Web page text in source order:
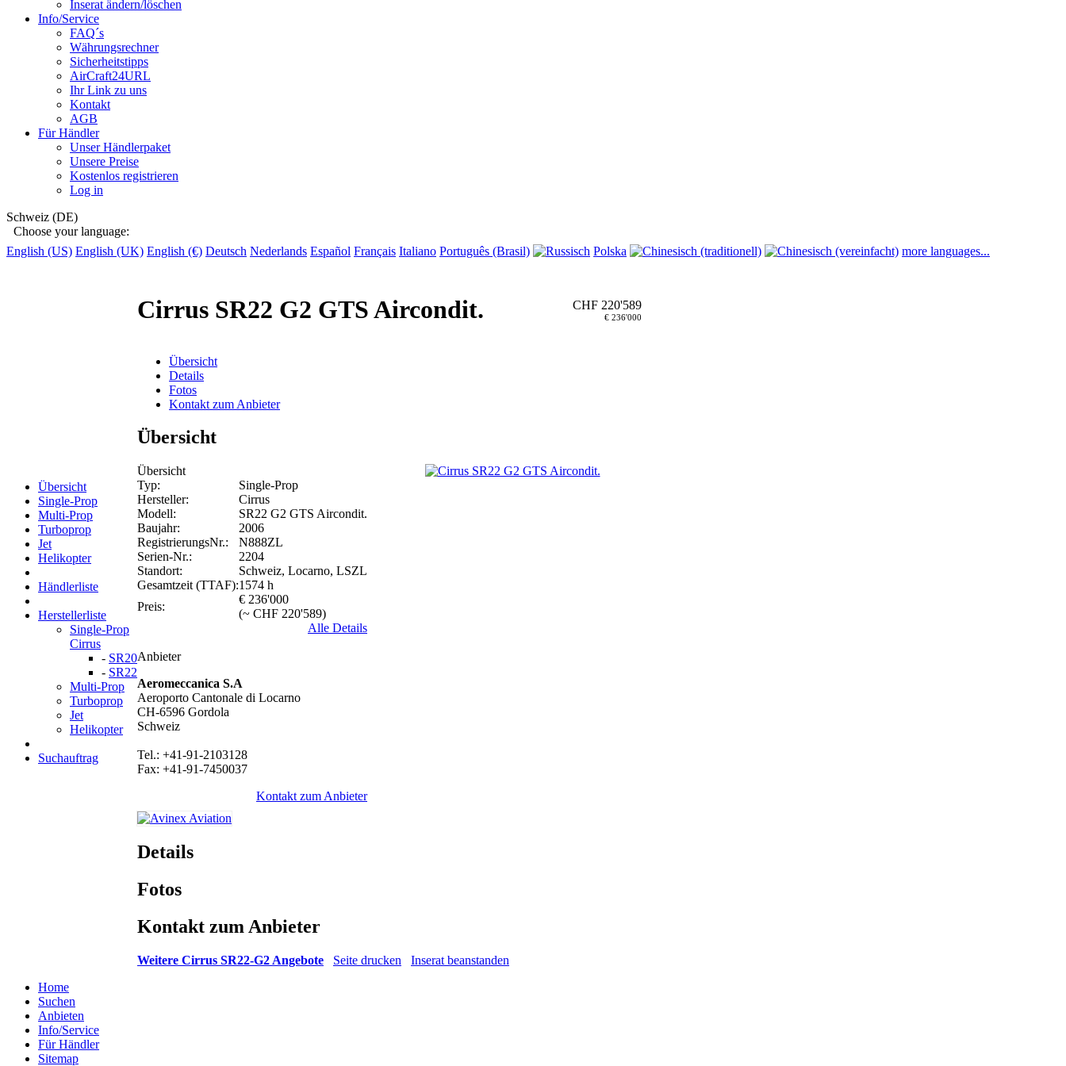
Inserat ändern/löschen
Info/Service
FAQ´s
Währungsrechner
Sicherheitstipps
AirCraft24URL
Ihr Link zu uns
Kontakt
AGB
Für Händler
Unser Händlerpaket
Unsere Preise
Kostenlos registrieren
Log in
Schweiz (DE)
Choose your language:
English (US) English (UK) English (€) Deutsch Nederlands Español Français Italiano Português (Brasil) Polska more languages...
Übersicht
Single-Prop
Multi-Prop
Turboprop
Jet
Helikopter
Händlerliste
Herstellerliste
Single-Prop
Cirrus
- SR20
- SR22
Multi-Prop
Turboprop
Jet
Helikopter
Suchauftrag
Cirrus SR22 G2 GTS Aircondit. CHF 220'589
€ 236'000
Übersicht
Details
Fotos
Kontakt zum Anbieter
Übersicht
Übersicht
Typ:
Single-Prop
Hersteller:
Cirrus
Modell:
SR22 G2 GTS Aircondit.
Baujahr:
2006
RegistrierungsNr.:
N888ZL
Serien-Nr.:
2204
Standort:
Schweiz, Locarno, LSZL
Gesamtzeit (TTAF):1574 h
Preis:
€ 236'000
(~ CHF 220'589)
Alle Details
Anbieter
Aeromeccanica S.A
Aeroporto Cantonale di Locarno
CH-6596 Gordola
Schweiz
Tel.: +41-91-2103128
Fax: +41-91-7450037
Kontakt zum Anbieter
Details
Fotos
Kontakt zum Anbieter
Weitere Cirrus SR22-G2 Angebote Seite drucken
Inserat beanstanden
Home
Suchen
Anbieten
Info/Service
Für Händler
Sitemap